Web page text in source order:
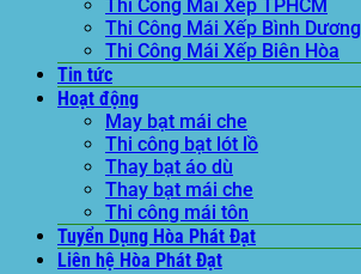
Thi Công Mái Xếp TPHCM
Thi Công Mái Xếp Bình Dương
Thi Công Mái Xếp Biên Hòa
Tin tức
Hoạt động
May bạt mái che
Thi công bạt lót lồ
Thay bạt áo dù
Thay bạt mái che
Thi công mái tôn
Tuyển Dụng Hòa Phát Đạt
Liên hệ Hòa Phát Đạt